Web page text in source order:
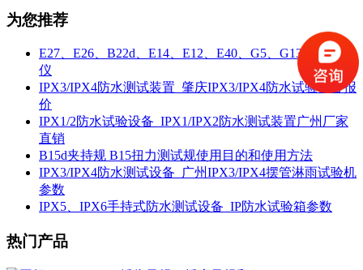
为您推荐
E27、E26、B22d、E14、E12、E40、G5、G13灯头扭力
仪
IPX3/IPX4防水测试装置_肇庆IPX3/IPX4防水试验设备报
价
IPX1/2防水试验设备_IPX1/IPX2防水测试装置广州厂家
直销
B15d夹持规 B15扭力测试规使用目的和使用方法
IPX3/IPX4防水测试设备_广州IPX3/IPX4摆管淋雨试验机
参数
IPX5、IPX6手持式防水测试设备_IP防水试验箱参数
热门产品